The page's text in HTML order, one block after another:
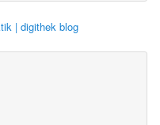
| digithek blog